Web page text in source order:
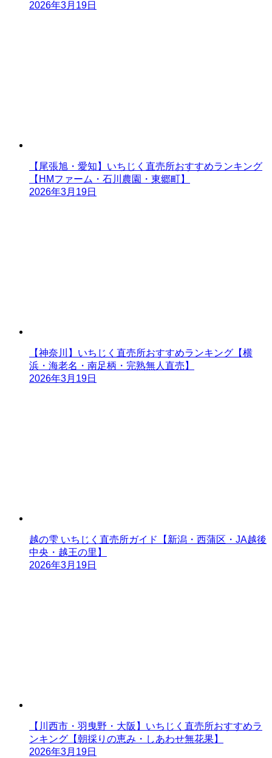
2026年3月19日
【尾張旭・愛知】いちじく直売所おすすめランキング
【HMファーム・石川農園・東郷町】
2026年3月19日
【神奈川】いちじく直売所おすすめランキング【横
浜・海老名・南足柄・完熟無人直売】
2026年3月19日
越の雫 いちじく直売所ガイド【新潟・西蒲区・JA越後
中央・越王の里】
2026年3月19日
【川西市・羽曳野・大阪】いちじく直売所おすすめラ
ンキング【朝採りの恵み・しあわせ無花果】
2026年3月19日